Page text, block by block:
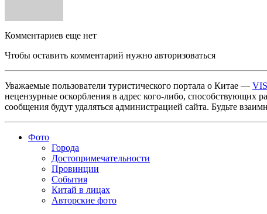
Комментариев еще нет
Чтобы оставить комментарий нужно авторизоваться
Уважаемые пользователи туристического портала о Китае —
нецензурные оскорбления в адрес кого-либо, способствующих
сообщения будут удаляться администрацией сайта. Будьте
Фото
Города
Достопримечательности
Провинции
События
Китай в лицах
Авторские фото